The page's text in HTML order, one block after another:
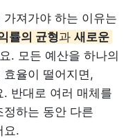
져가야 하는 이유는
률의 균형과 새로운
. 모든 예산을 하나의
율이 떨어지면,
반대로 여러 매체를
하는 동안 다른
요.